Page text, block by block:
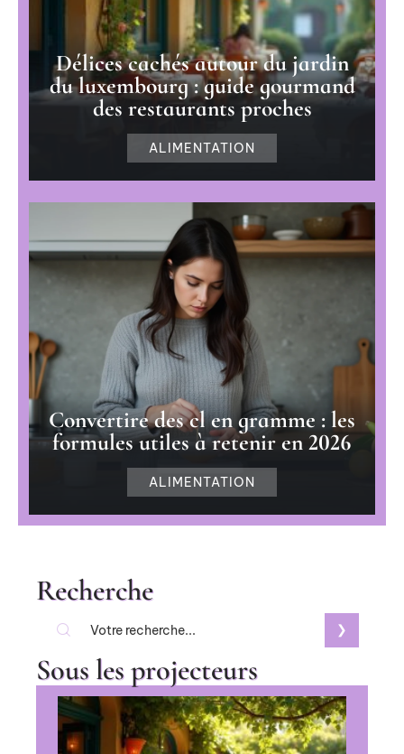
Délices cachés autour du jardin
du luxembourg : guide gourmand
des restaurants proches
ALIMENTATION
Convertire des cl en gramme : les
formules utiles à retenir en 2026
ALIMENTATION
Recherche
Sous les projecteurs